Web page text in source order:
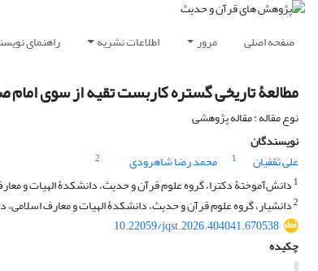
صفحه اصلی مرور اطلاعات نشریه راهنمای
مطالعۀ تاریخی گستره کاربست تقیه از سوی
نوع مقاله : مقاله پژوهشی
نویسندگان
علی ثقفیان
1 محمد رضا شاهرودی
2
1 دانش‌آموختۀ دکترا، گروه علوم قرآن و حدیث، دانشکدۀ الهیات و
2دانشیار، گروه علوم قرآن و حدیث، دانشکدۀ الهیات و معارف اسلامی،
10.22059/jqst.2026.404041.670538
چکیده